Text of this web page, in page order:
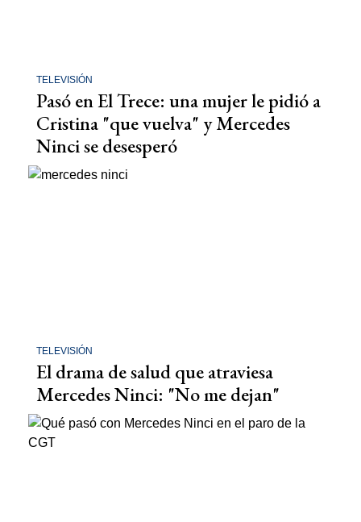
TELEVISIÓN
Pasó en El Trece: una mujer le pidió a
Cristina "que vuelva" y Mercedes
Ninci se desesperó
TELEVISIÓN
El drama de salud que atraviesa
Mercedes Ninci: "No me dejan"